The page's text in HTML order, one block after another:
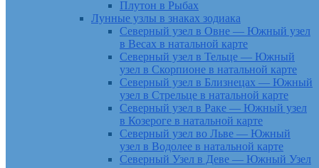
Плутон в Рыбах
Лунные узлы в знаках зодиака
Северный узел в Овне — Южный узел
в Весах в натальной карте
Северный узел в Тельце — Южный
узел в Скорпионе в натальной карте
Северный узел в Близнецах — Южный
узел в Стрельце в натальной карте
Северный узел в Раке — Южный узел
в Козероге в натальной карте
Северный узел во Льве — Южный
узел в Водолее в натальной карте
Северный Узел в Деве — Южный Узел